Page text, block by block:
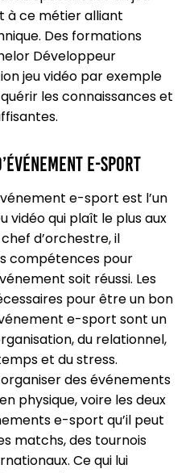
à ce métier alliant
Des formations
Développeur
jeu vidéo par exemple
les connaissances et
e-sport
e-sport est l’un
vidéo qui plaît le plus aux
d’orchestre, il
compétences pour
soit réussi. Les
pour être un bon
e-sport sont un
du relationnel,
et du stress.
des événements
physique, voire les deux
e-sport qu’il peut
matchs, des tournois
Ce qui lui